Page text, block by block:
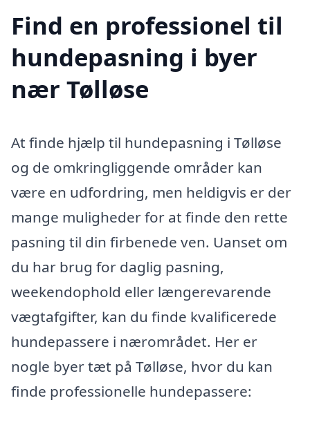
Find en professionel til
hundepasning i byer
nær Tølløse
At finde hjælp til hundepasning i Tølløse
og de omkringliggende områder kan
være en udfordring, men heldigvis er der
mange muligheder for at finde den rette
pasning til din firbenede ven. Uanset om
du har brug for daglig pasning,
weekendophold eller længerevarende
vægtafgifter, kan du finde kvalificerede
hundepassere i nærområdet. Her er
nogle byer tæt på Tølløse, hvor du kan
finde professionelle hundepassere: